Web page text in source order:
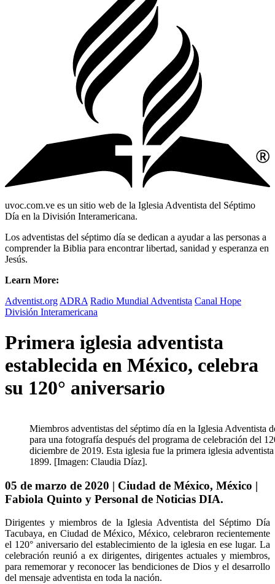
uvoc.com.ve es un sitio web de la Iglesia Adventista del Séptimo
Día en la División Interamericana.
Los adventistas del séptimo día se dedican a ayudar a las personas a
comprender la Biblia para encontrar libertad, sanidad y esperanza en
Jesús.
Learn More:
Adventist.org ADRA Radio Mundial Adventista Canal Hope
División Interamericana
Primera iglesia adventista
establecida en México, celebra
su 120° aniversario
Miembros adventistas del séptimo día en la Iglesia Adventista
para una fotografía después del programa de celebración del
diciembre de 2019. Esta iglesia fue la primera iglesia
1899. [Imagen: Claudia Díaz].
05 de marzo de 2020 | Ciudad de México, México |
Fabiola Quinto y Personal de Noticias DIA.
Dirigentes y miembros de la Iglesia Adventista del Séptimo Día
Tacubaya, en Ciudad de México, México, celebraron recientemente
el 120° aniversario del establecimiento de la iglesia en ese lugar. La
celebración reunió a ex dirigentes, dirigentes actuales y miembros,
para rememorar y reconocer las bendiciones de Dios y el desarrollo
del mensaje adventista en toda la nación.